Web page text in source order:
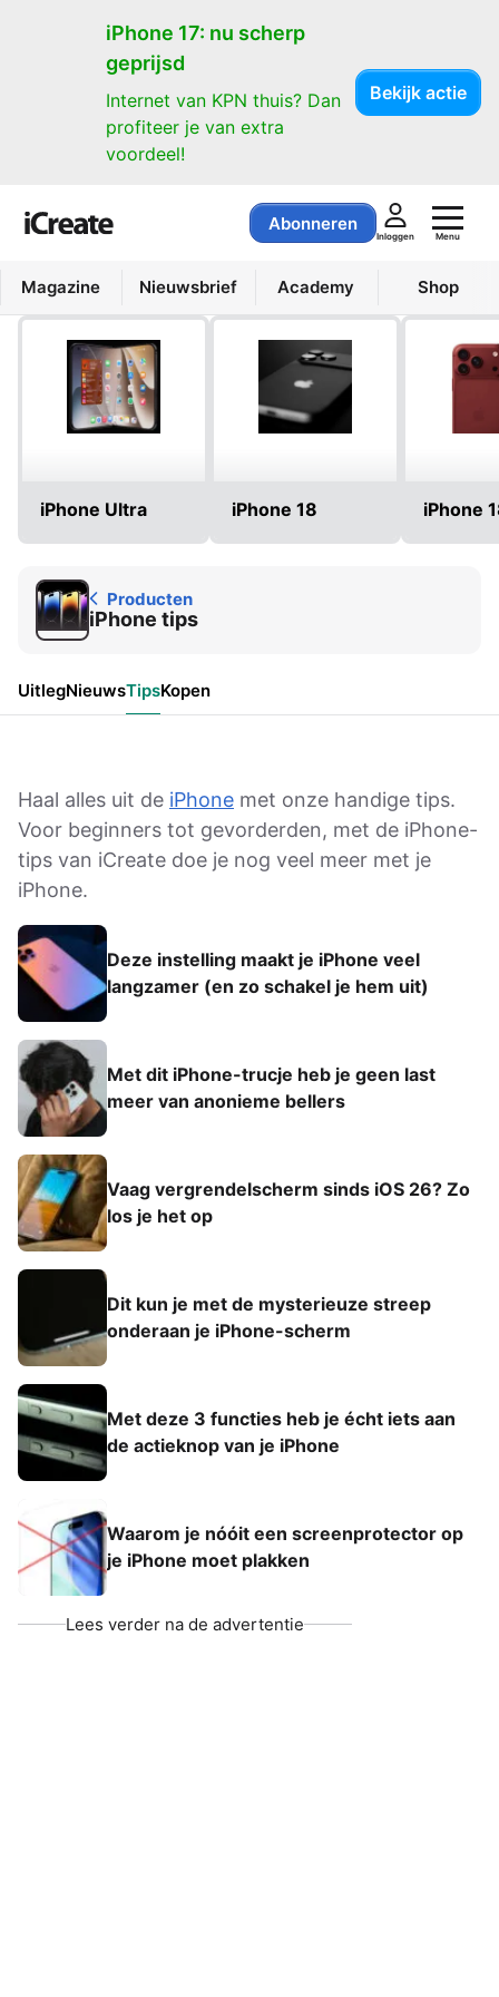
iPhone 17: nu scherp
geprijsd
Internet van KPN thuis? Dan
profiteer je van extra
voordeel!
Bekijk actie
Abonneren
Inloggen Menu
Magazine Nieuwsbrief Academy Shop
iPhone Ultra iPhone 18 iPhone
Producten
iPhone tips
Producten
UitlegNieuwsTipsKopen
Haal alles uit de iPhone met onze handige tips.
Voor beginners tot gevorderden, met de iPhone-
tips van iCreate doe je nog veel meer met je
iPhone.
Deze instelling maakt je iPhone veel
langzamer (en zo schakel je hem uit)
Met dit iPhone-trucje heb je geen last
meer van anonieme bellers
Vaag vergrendelscherm sinds iOS 26? Zo
los je het op
Dit kun je met de mysterieuze streep
onderaan je iPhone-scherm
Met deze 3 functies heb je écht iets aan
de actieknop van je iPhone
Waarom je nóóit een screenprotector op
je iPhone moet plakken
Lees verder na de advertentie